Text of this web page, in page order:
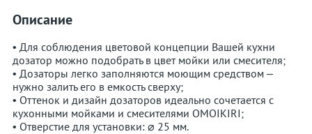
Описание
• Для соблюдения цветовой концепции Вашей кухни
дозатор можно подобрать в цвет мойки или смесителя;
• Дозаторы легко заполняются моющим средством –
нужно залить его в емкость сверху;
• Оттенок и дизайн дозаторов идеально сочетается с
кухонными мойками и смесителями OMOIKIRI;
• Отверстие для установки: ⌀ 25 мм.